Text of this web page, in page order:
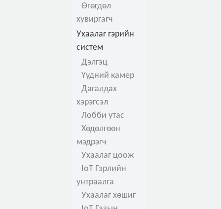
Өгөгдөл
хувиргагч
Ухаалаг гэрийн
систем
Дэлгэц
Үүдний камер
Дагалдах
хэрэгсэл
Лобби утас
Хөдөлгөөн
мэдрэгч
Ухаалаг цоож
IoT Гэрлийн
унтраалга
Ухаалаг хөшиг